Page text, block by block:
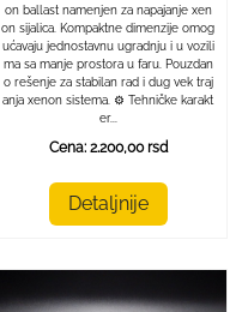
on ballast namenjen za napajanje xen
on sijalica. Kompaktne dimenzije omog
ućavaju jednostavnu ugradnju i u vozili
ma sa manje prostora u faru. Pouzdan
o rešenje za stabilan rad i dug vek traj
anja xenon sistema. ⚙️ Tehničke karakt
er...
Cena: 2.200,00 rsd
Detaljnije